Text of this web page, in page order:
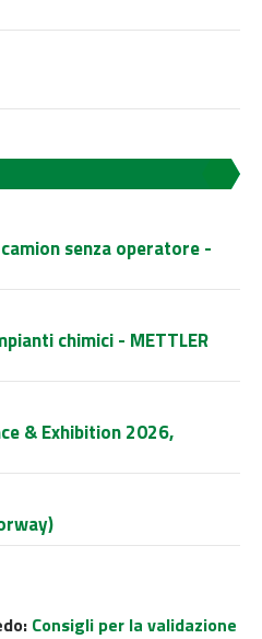
senza operatore -
chimici - METTLER
& Exhibition 2026,
Consigli per la validazione